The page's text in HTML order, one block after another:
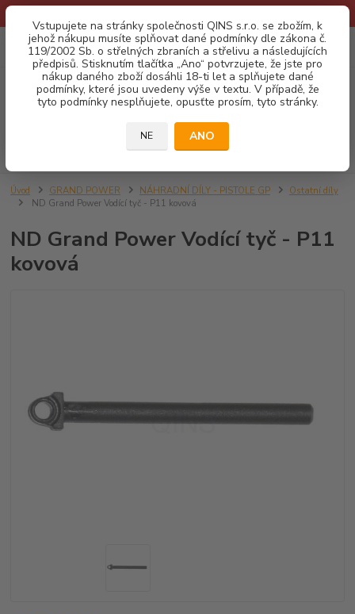
Vstupujete na stránky společnosti QINS s.r.o. se zbožím, k
jehož nákupu musíte splňovat dané podmínky dle zákona č.
119/2002 Sb. o střelných zbraních a střelivu a následujících
předpisů. Stisknutím tlačítka „Ano“ potvrzujete, že jste pro
nákup daného zboží dosáhli 18-ti let a splňujete dané
podmínky, které jsou uvedeny výše v textu. V případě, že
tyto podmínky nesplňujete, opusťte prosím, tyto stránky.
NE ANO
Menu
CZK 0
za0,00 Kč
Úvod GRAND POWER NÁHRADNÍ DÍLY - PISTOLE GP
Ostatní díly
ND Grand Power Vodící tyč - P11 kovová
ND Grand Power Vodící tyč - P11
kovová